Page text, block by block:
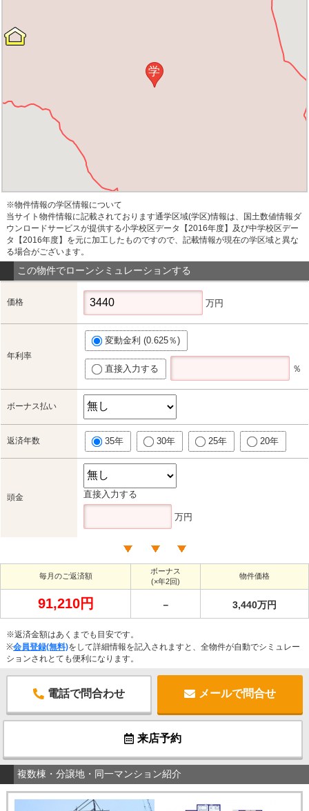
学
※物件情報の学区情報について
当サイト物件情報に記載されております通学区域(学区)情報は、国土数値情報ダ
ウンロードサービスが提供する小学校区データ【2016年度】及び中学校区デー
タ【2016年度】を元に加工したものですので、記載情報が現在の学区域と異な
る場合がございます。
この物件でローンシミュレーションする
価格 万円
年利率
変動金利 (0.625％)
直接入力する ％
ボーナス払い
返済年数 35年 30年 25年 20年
頭金 直接入力する
万円
毎月のご返済額
ボーナス
(×年2回)
物件価格
91,210円 － 3,440万円
※返済金額はあくまでも目安です。
※会員登録(無料)をして詳細情報を記入されますと、全物件が自動でシミュレー
ションされとても便利になります。
電話で問合わせ メールで問合せ
来店予約
複数棟・分譲地・同一マンション紹介